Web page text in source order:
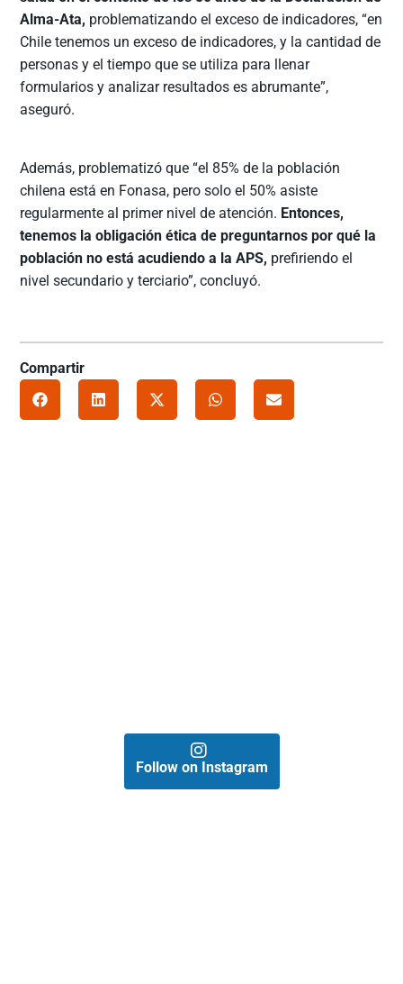
Alma-Ata, problematizando el exceso de indicadores, “en
Chile tenemos un exceso de indicadores, y la cantidad de
personas y el tiempo que se utiliza para llenar
formularios y analizar resultados es abrumante”,
aseguró.
Además, problematizó que “el 85% de la población
chilena está en Fonasa, pero solo el 50% asiste
regularmente al primer nivel de atención. Entonces,
tenemos la obligación ética de preguntarnos por qué la
población no está acudiendo a la APS, prefiriendo el
nivel secundario y terciario”, concluyó.
Compartir
Follow on Instagram